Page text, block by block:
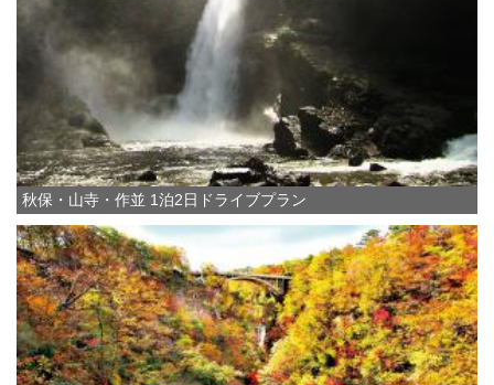
秋保・山寺・作並 1泊2日ドライブプラン